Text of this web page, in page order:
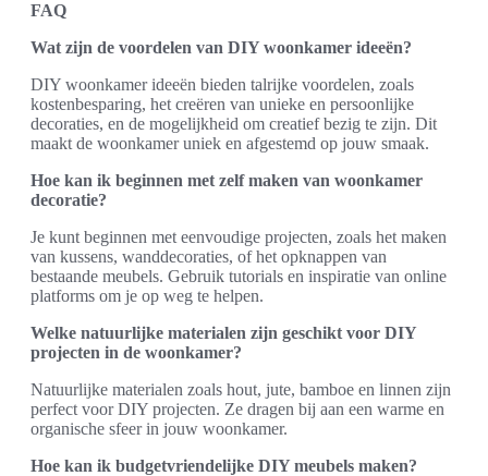
FAQ
Wat zijn de voordelen van DIY woonkamer ideeën?
DIY woonkamer ideeën bieden talrijke voordelen, zoals
kostenbesparing, het creëren van unieke en persoonlijke
decoraties, en de mogelijkheid om creatief bezig te zijn. Dit
maakt de woonkamer uniek en afgestemd op jouw smaak.
Hoe kan ik beginnen met zelf maken van woonkamer
decoratie?
Je kunt beginnen met eenvoudige projecten, zoals het maken
van kussens, wanddecoraties, of het opknappen van
bestaande meubels. Gebruik tutorials en inspiratie van online
platforms om je op weg te helpen.
Welke natuurlijke materialen zijn geschikt voor DIY
projecten in de woonkamer?
Natuurlijke materialen zoals hout, jute, bamboe en linnen zijn
perfect voor DIY projecten. Ze dragen bij aan een warme en
organische sfeer in jouw woonkamer.
Hoe kan ik budgetvriendelijke DIY meubels maken?